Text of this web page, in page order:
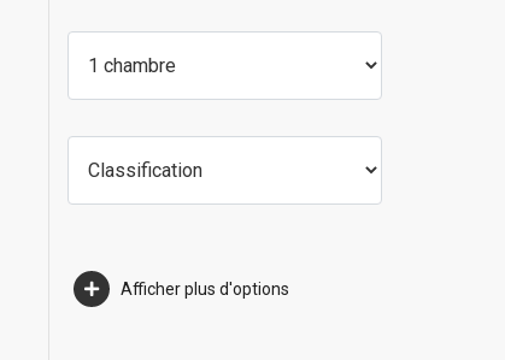
Afficher plus d'options